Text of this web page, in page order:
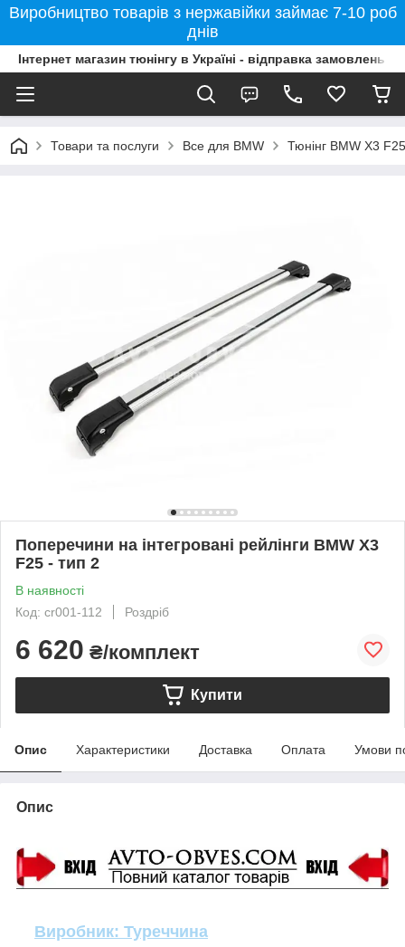
Виробництво товарів з нержавійки займає 7-10 роб
днів
Інтернет магазин тюнінгу в Україні - відправка замовлень
Товари та послуги Все для BMW Тюнінг BMW X3
Поперечини на інтегровані рейлінги BMW X3
F25 - тип 2
В наявності
Код: cr001-112
Роздріб
6 620 ₴/комплект
Купити
Опис Характеристики Доставка Оплата Умови
Опис
Виробник: Туреччина